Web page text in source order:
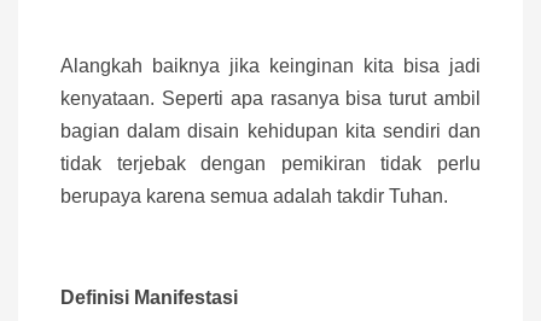
Alangkah baiknya jika keinginan kita bisa jadi
kenyataan. Seperti apa rasanya bisa turut ambil
bagian dalam disain kehidupan kita sendiri dan
tidak terjebak dengan pemikiran tidak perlu
berupaya karena semua adalah takdir Tuhan.
Definisi Manifestasi